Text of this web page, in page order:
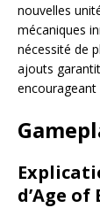
nouvelles
mécaniques
nécessité de
ajouts
d’Age of